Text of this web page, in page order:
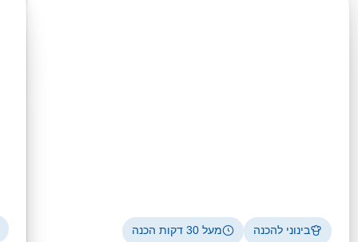
בינוני להכנה מעל 30 דקות הכנה